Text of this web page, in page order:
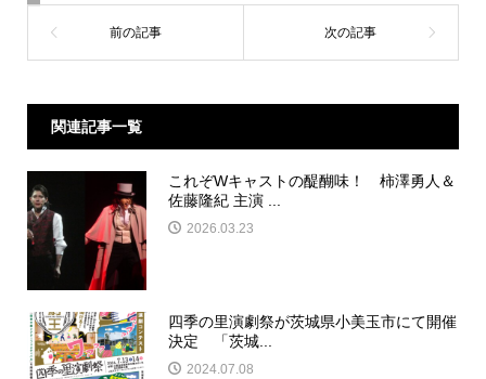
関連記事一覧
これぞWキャストの醍醐味！ 柿澤勇人＆
佐藤隆紀 主演 ...
2026.03.23
四季の里演劇祭が茨城県小美玉市にて開催
決定 「茨城...
2024.07.08